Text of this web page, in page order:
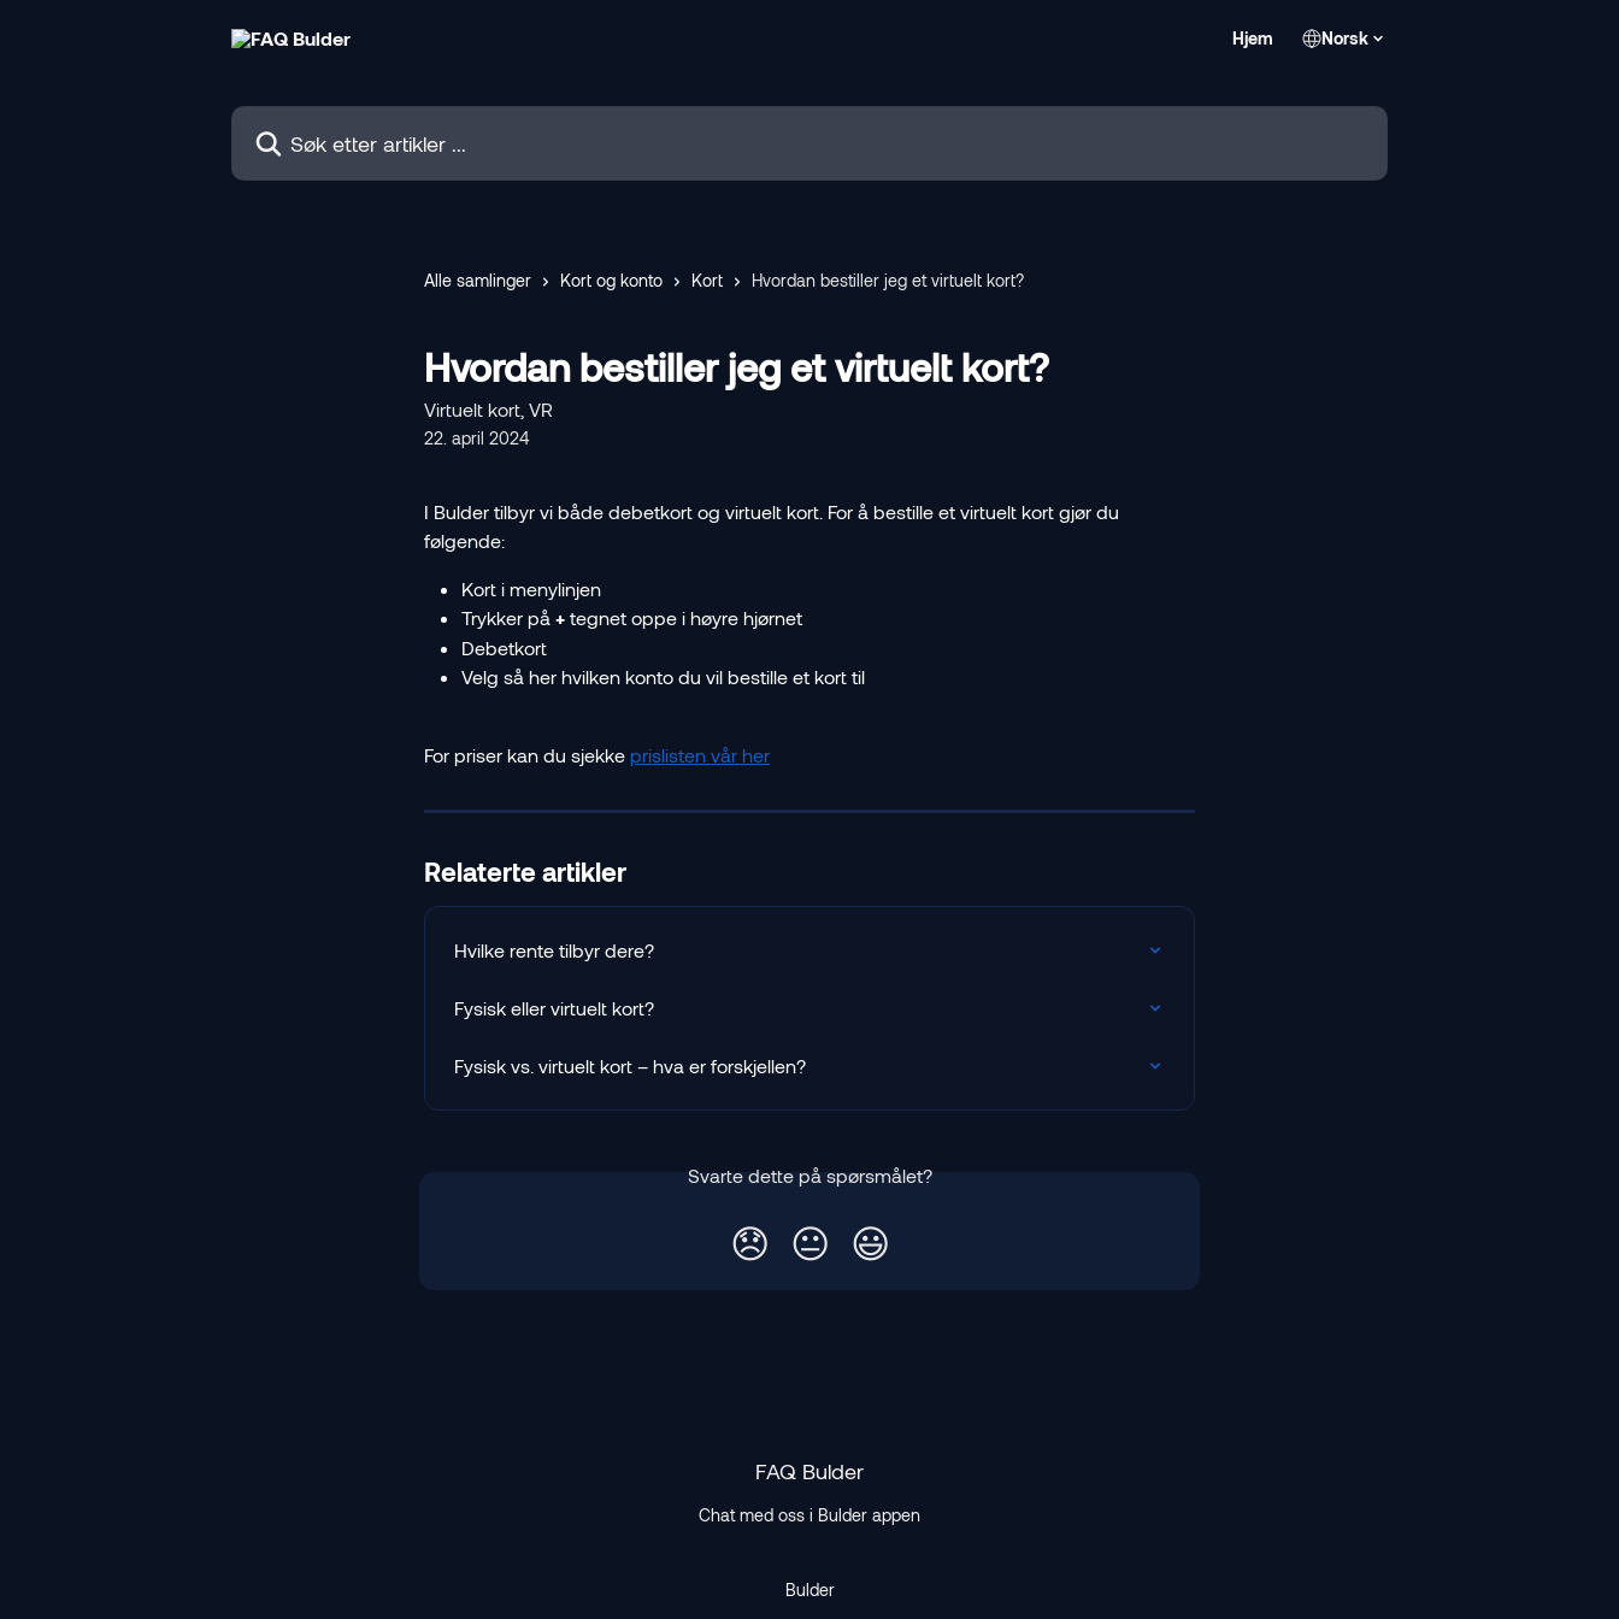
Hjem Norsk
Søk etter artikler ...
Alle samlinger Kort og konto Kort Hvordan bestiller jeg et virtuelt kort?
Hvordan bestiller jeg et virtuelt kort?
Virtuelt kort, VR
22. april 2024
I Bulder tilbyr vi både debetkort og virtuelt kort. For å bestille et virtuelt kort gjør du
følgende:
Kort i menylinjen
Trykker på + tegnet oppe i høyre hjørnet
Debetkort
Velg så her hvilken konto du vil bestille et kort til
For priser kan du sjekke prislisten vår her
Relaterte artikler
Hvilke rente tilbyr dere?
Fysisk eller virtuelt kort?
Fysisk vs. virtuelt kort – hva er forskjellen?
Svarte dette på spørsmålet?
😞 😐 😃
FAQ Bulder
Chat med oss i Bulder appen
Bulder